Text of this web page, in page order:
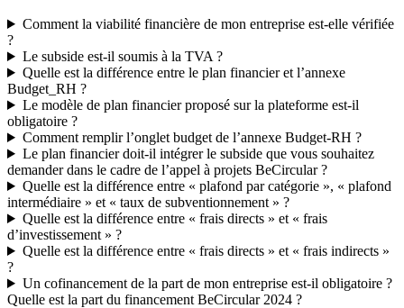
Comment la viabilité financière de mon entreprise est-elle vérifiée
?
Le subside est-il soumis à la TVA ?
Quelle est la différence entre le plan financier et l’annexe
Budget_RH ?
Le modèle de plan financier proposé sur la plateforme est-il
obligatoire ?
Comment remplir l’onglet budget de l’annexe Budget-RH ?
Le plan financier doit-il intégrer le subside que vous souhaitez
demander dans le cadre de l’appel à projets BeCircular ?
Quelle est la différence entre « plafond par catégorie », « plafond
intermédiaire » et « taux de subventionnement » ?
Quelle est la différence entre « frais directs » et « frais
d’investissement » ?
Quelle est la différence entre « frais directs » et « frais indirects »
?
Un cofinancement de la part de mon entreprise est-il obligatoire ?
Quelle est la part du financement BeCircular 2024 ?